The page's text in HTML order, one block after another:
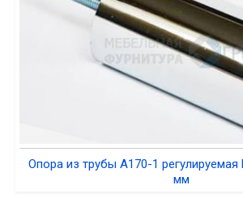
Опора из трубы A170-1
мм